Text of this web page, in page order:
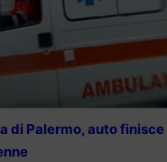
di Palermo, auto